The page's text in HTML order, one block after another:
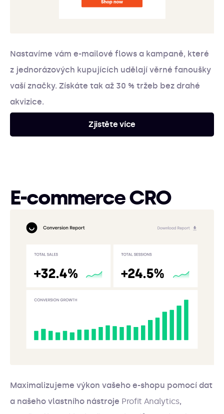
Nastavíme vám e-mailové flows a kampaně, které
z jednorázových kupujících udělají věrné fanoušky
vaší značky. Získáte tak až 30 % tržeb bez drahé
akvizice.
Zjistěte více
E-commerce CRO
Maximalizujeme výkon vašeho e-shopu pomocí dat
a našeho vlastního nástroje Profit Analytics,